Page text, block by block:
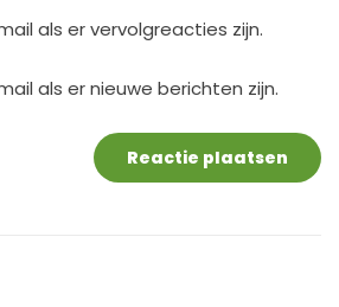
als er vervolgreacties zijn.
als er nieuwe berichten zijn.